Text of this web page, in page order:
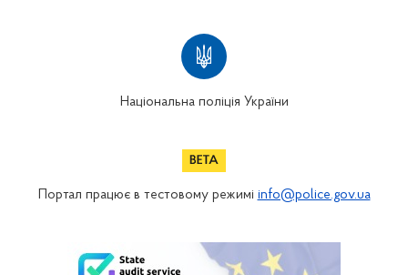
Національна поліція України
Портал працює в тестовому режимі info@police.gov.ua